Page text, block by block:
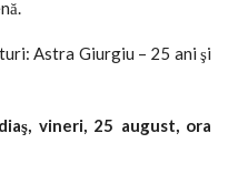
Astra Giurgiu – 25 ani şi
vineri, 25 august, ora